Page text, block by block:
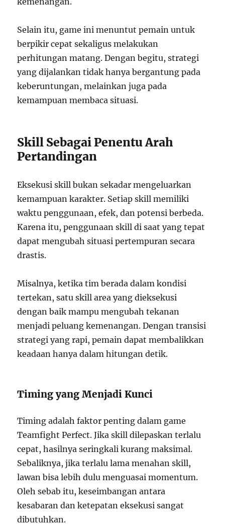
Selain itu, game ini menuntut pemain untuk
berpikir cepat sekaligus melakukan
perhitungan matang. Dengan begitu, strategi
yang dijalankan tidak hanya bergantung pada
keberuntungan, melainkan juga pada
kemampuan membaca situasi.
Skill Sebagai Penentu Arah
Pertandingan
Eksekusi skill bukan sekadar mengeluarkan
kemampuan karakter. Setiap skill memiliki
waktu penggunaan, efek, dan potensi berbeda.
Karena itu, penggunaan skill di saat yang tepat
dapat mengubah situasi pertempuran secara
drastis.
Misalnya, ketika tim berada dalam kondisi
tertekan, satu skill area yang dieksekusi
dengan baik mampu mengubah tekanan
menjadi peluang kemenangan. Dengan transisi
strategi yang rapi, pemain dapat membalikkan
keadaan hanya dalam hitungan detik.
Timing yang Menjadi Kunci
Timing adalah faktor penting dalam game
Teamfight Perfect. Jika skill dilepaskan terlalu
cepat, hasilnya seringkali kurang maksimal.
Sebaliknya, jika terlalu lama menahan skill,
lawan bisa lebih dulu menguasai momentum.
Oleh sebab itu, keseimbangan antara
kesabaran dan ketepatan eksekusi sangat
dibutuhkan.